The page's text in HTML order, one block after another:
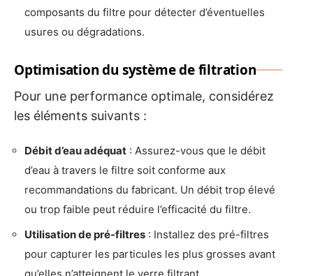
composants du filtre pour détecter d’éventuelles
usures ou dégradations.
Optimisation du système de filtration
Pour une performance optimale, considérez
les éléments suivants :
Débit d’eau adéquat : Assurez-vous que le débit
d’eau à travers le filtre soit conforme aux
recommandations du fabricant. Un débit trop élevé
ou trop faible peut réduire l’efficacité du filtre.
Utilisation de pré-filtres : Installez des pré-filtres
pour capturer les particules les plus grosses avant